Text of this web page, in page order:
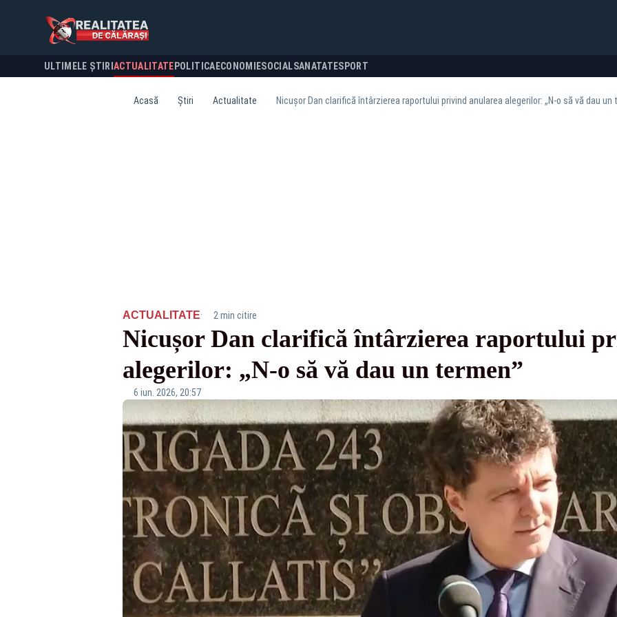
ULTIMELE ȘTIRI ACTUALITATE POLITICA ECONOMIESOCIALSANATATESPORT
Acasă Știri Actualitate Nicușor Dan clarifică întârzierea raportului privind anularea alegerilor: „N-o să vă dau un
ACTUALITATE· 2 min citire
Nicușor Dan clarifică întârzierea raportului
alegerilor: „N-o să vă dau un termen”
6 iun. 2026, 20:57